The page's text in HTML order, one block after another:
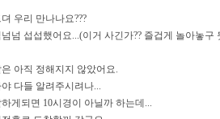
우리 만나나요???
넘 섭섭했어요...(이거 사긴가?? 즐겁게 놀아놓구
아직 정해지지 않았어요.
다들 알려주시려나...
게되면 10시경이 아닐까 하는데...